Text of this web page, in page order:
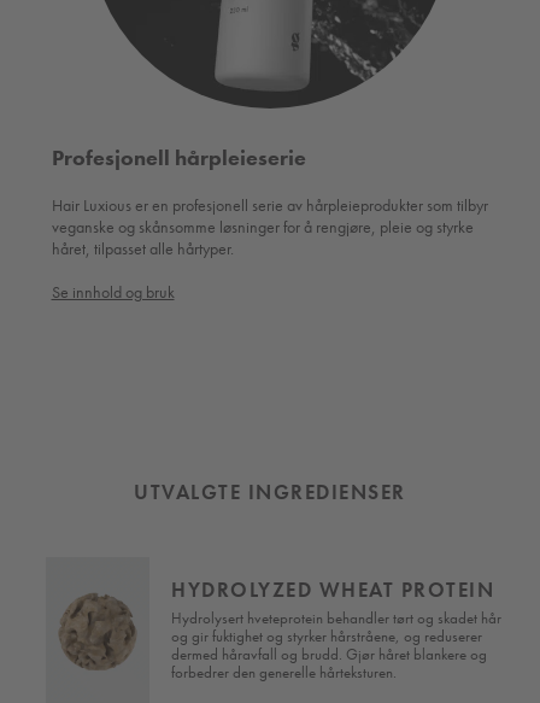
Profesjonell hårpleieserie
Hair Luxious er en profesjonell serie av hårpleieprodukter som tilbyr
veganske og skånsomme løsninger for å rengjøre, pleie og styrke
håret, tilpasset alle hårtyper.
Se innhold og bruk
UTVALGTE INGREDIENSER
HYDROLYZED WHEAT PROTEIN
Hydrolysert hveteprotein behandler tørt og skadet hår
og gir fuktighet og styrker hårstråene, og reduserer
dermed håravfall og brudd. Gjør håret blankere og
forbedrer den generelle hårteksturen.